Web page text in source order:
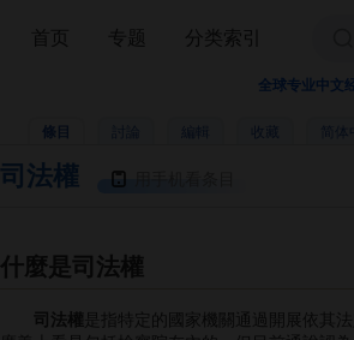
全球专业中文
條目 收藏
司法權
什麼是司法權
司法權 是指特定的國家機關通過開展依其法
首页 专题 分类索引